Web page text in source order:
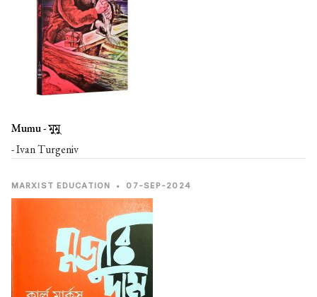
Mumu -মুমু
- Ivan Turgeniv
MARXIST EDUCATION • 07-SEP-2024